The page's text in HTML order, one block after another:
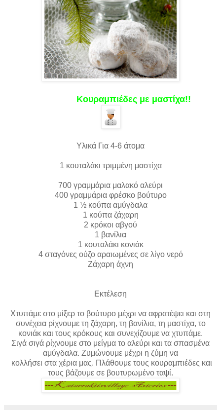
Κουραμπιέδες με μαστίχα!!
Υλικά Για 4-6 άτομα
1 κουταλάκι τριμμένη μαστίχα
700 γραμμάρια μαλακό αλεύρι
400 γραμμάρια φρέσκο βούτυρο
1 ½ κούπα αμύγδαλα
1 κούπα ζάχαρη
2 κρόκοι αβγού
1 βανίλια
1 κουταλάκι κονιάκ
4 σταγόνες ούζο αραιωμένες σε λίγο νερό
Ζάχαρη άχνη
Εκτέλεση
Χτυπάμε στο μίξερ το βούτυρο μέχρι να αφρατέψει και στη
συνέχεια ρίχνουμε τη ζάχαρη, τη βανίλια, τη μαστίχα, το
κονιάκ και τους κρόκους και συνεχίζουμε να χτυπάμε.
Σιγά σιγά ρίχνουμε στο μείγμα το αλεύρι και τα σπασμένα
αμύγδαλα. Ζυμώνουμε μέχρι η ζύμη να
κολλήσει στα χέρια μας. Πλάθουμε τους κουραμπιέδες και
τους βάζουμε σε βουτυρωμένο ταψί.